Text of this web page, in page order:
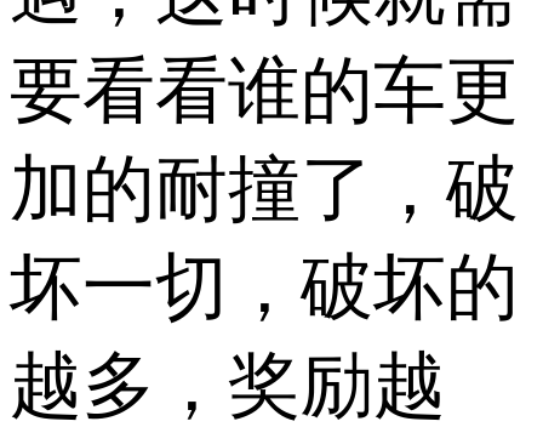
要看看谁的车更
加的耐撞了，破
坏一切，破坏的
越多，奖励越